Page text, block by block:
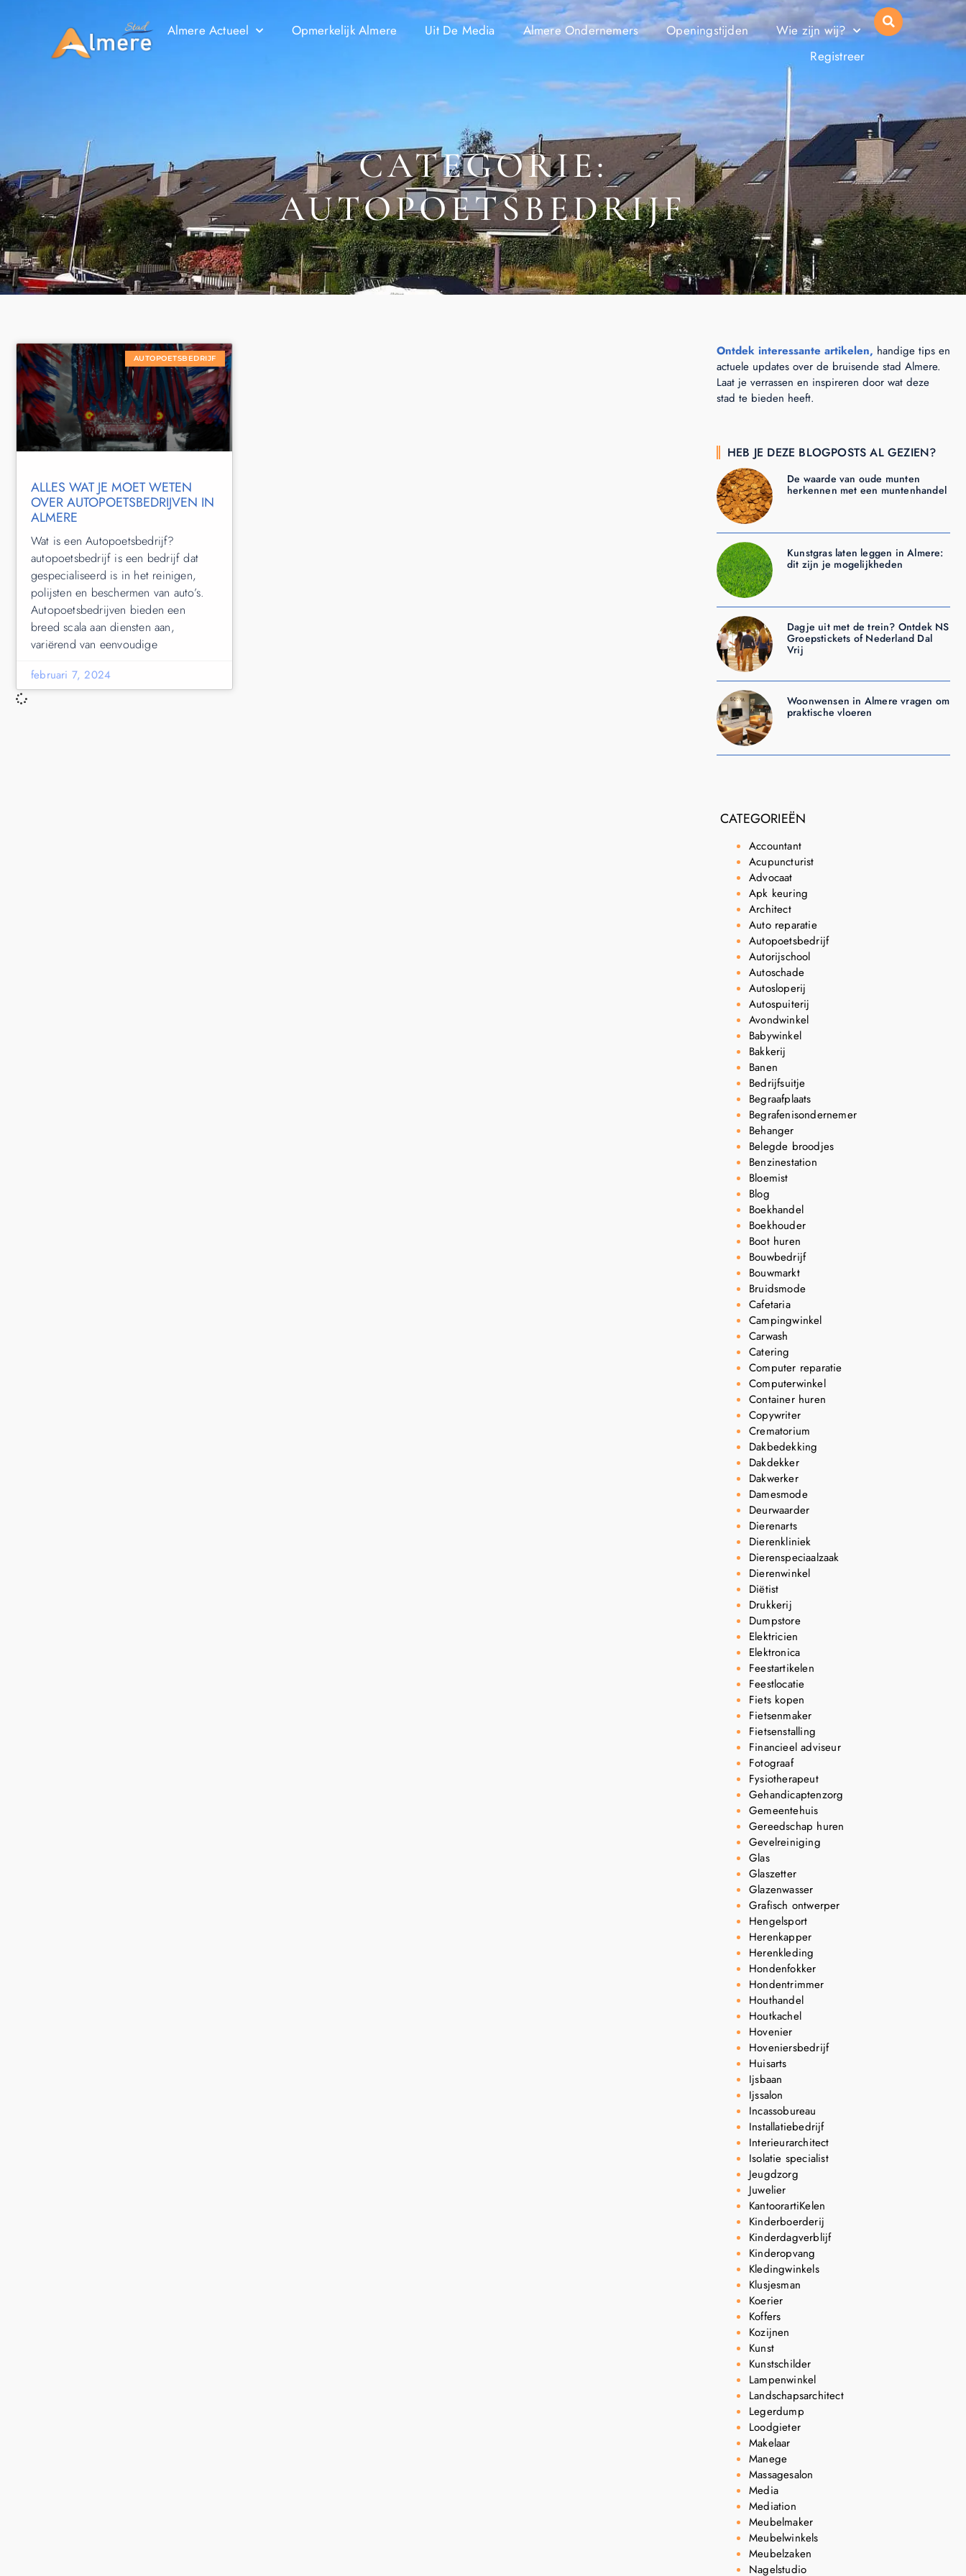
Almere Actueel Opmerkelijk Almere Uit De Media Almere Ondernemers Openingstijden
Wie zijn wij?
Registreer
CATEGORIE:
AUTOPOETSBEDRIJF
AUTOPOETSBEDRIJF
ALLES WAT JE MOET WETEN
OVER AUTOPOETSBEDRIJVEN IN
ALMERE
Wat is een Autopoetsbedrijf?
autopoetsbedrijf is een bedrijf dat
gespecialiseerd is in het reinigen,
polijsten en beschermen van auto’s.
Autopoetsbedrijven bieden een
breed scala aan diensten aan,
variërend van eenvoudige
februari 7, 2024
Ontdek interessante artikelen, handige tips en
actuele updates over de bruisende stad Almere.
Laat je verrassen en inspireren door wat deze
stad te bieden heeft.
HEB JE DEZE BLOGPOSTS AL GEZIEN?
De waarde van oude munten
herkennen met een muntenhandel
Kunstgras laten leggen in Almere:
dit zijn je mogelijkheden
Dagje uit met de trein? Ontdek NS
Groepstickets of Nederland Dal
Vrij
Woonwensen in Almere vragen om
praktische vloeren
CATEGORIEËN
Accountant
Acupuncturist
Advocaat
Apk keuring
Architect
Auto reparatie
Autopoetsbedrijf
Autorijschool
Autoschade
Autosloperij
Autospuiterij
Avondwinkel
Babywinkel
Bakkerij
Banen
Bedrijfsuitje
Begraafplaats
Begrafenisondernemer
Behanger
Belegde broodjes
Benzinestation
Bloemist
Blog
Boekhandel
Boekhouder
Boot huren
Bouwbedrijf
Bouwmarkt
Bruidsmode
Cafetaria
Campingwinkel
Carwash
Catering
Computer reparatie
Computerwinkel
Container huren
Copywriter
Crematorium
Dakbedekking
Dakdekker
Dakwerker
Damesmode
Deurwaarder
Dierenarts
Dierenkliniek
Dierenspeciaalzaak
Dierenwinkel
Diëtist
Drukkerij
Dumpstore
Elektricien
Elektronica
Feestartikelen
Feestlocatie
Fiets kopen
Fietsenmaker
Fietsenstalling
Financieel adviseur
Fotograaf
Fysiotherapeut
Gehandicaptenzorg
Gemeentehuis
Gereedschap huren
Gevelreiniging
Glas
Glaszetter
Glazenwasser
Grafisch ontwerper
Hengelsport
Herenkapper
Herenkleding
Hondenfokker
Hondentrimmer
Houthandel
Houtkachel
Hovenier
Hoveniersbedrijf
Huisarts
Ijsbaan
Ijssalon
Incassobureau
Installatiebedrijf
Interieurarchitect
Isolatie specialist
Jeugdzorg
Juwelier
KantoorartiKelen
Kinderboerderij
Kinderdagverblijf
Kinderopvang
Kledingwinkels
Klusjesman
Koerier
Koffers
Kozijnen
Kunst
Kunstschilder
Lampenwinkel
Landschapsarchitect
Legerdump
Loodgieter
Makelaar
Manege
Massagesalon
Media
Mediation
Meubelmaker
Meubelwinkels
Meubelzaken
Nagelstudio